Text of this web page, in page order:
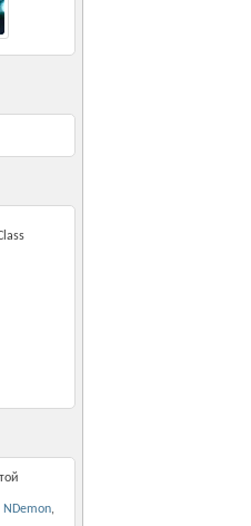
NDemon,